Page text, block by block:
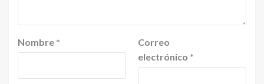
Nombre *
Correo
electrónico *